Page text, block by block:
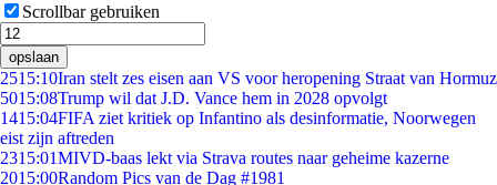
Scrollbar gebruiken
opslaan
2515:10Iran stelt zes eisen aan VS voor heropening Straat van Hormuz
5015:08Trump wil dat J.D. Vance hem in 2028 opvolgt
1415:04FIFA ziet kritiek op Infantino als desinformatie, Noorwegen
eist zijn aftreden
2315:01MIVD-baas lekt via Strava routes naar geheime kazerne
2015:00Random Pics van de Dag #1981